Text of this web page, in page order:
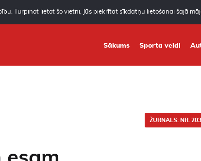
Turpinot lietot šo vietni, Jūs piekrītat sīkdatņu lietošanai šajā
Sākums Sporta veidi
ŽURNĀLS: NR. 203